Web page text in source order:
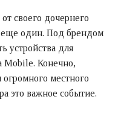
своего дочернего
еще один. Под брендом
устройства для
Mobile. Конечно,
местного
это важное событие.